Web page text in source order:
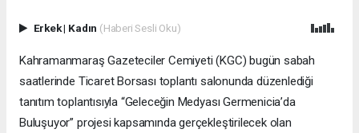
Erkek| Kadın (Haberi Sesli Oku)
Kahramanmaraş Gazeteciler Cemiyeti (KGC) bugün sabah
saatlerinde Ticaret Borsası toplantı salonunda düzenlediği
tanıtım toplantısıyla “Geleceğin Medyası Germenicia’da
Buluşuyor” projesi kapsamında gerçekleştirilecek olan